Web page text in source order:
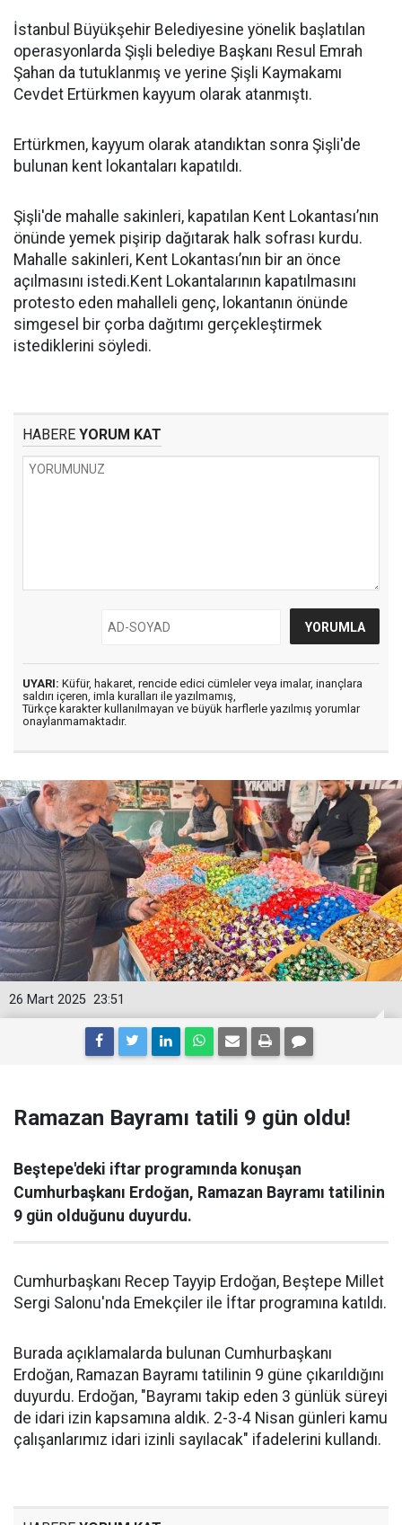
İstanbul Büyükşehir Belediyesine yönelik başlatılan
operasyonlarda Şişli belediye Başkanı Resul Emrah
Şahan da tutuklanmış ve yerine Şişli Kaymakamı
Cevdet Ertürkmen kayyum olarak atanmıştı.
Ertürkmen, kayyum olarak atandıktan sonra Şişli'de
bulunan kent lokantaları kapatıldı.
Şişli'de mahalle sakinleri, kapatılan Kent Lokantası’nın
önünde yemek pişirip dağıtarak halk sofrası kurdu.
Mahalle sakinleri, Kent Lokantası’nın bir an önce
açılmasını istedi.Kent Lokantalarının kapatılmasını
protesto eden mahalleli genç, lokantanın önünde
simgesel bir çorba dağıtımı gerçekleştirmek
istediklerini söyledi.
HABERE YORUM KAT
UYARI: Küfür, hakaret, rencide edici cümleler veya imalar, inançlara
saldırı içeren, imla kuralları ile yazılmamış,
Türkçe karakter kullanılmayan ve büyük harflerle yazılmış yorumlar
onaylanmamaktadır.
23:51
26 Mart 2025
Ramazan Bayramı tatili 9 gün oldu!
Beştepe'deki iftar programında konuşan
Cumhurbaşkanı Erdoğan, Ramazan Bayramı tatilinin
9 gün olduğunu duyurdu.
Cumhurbaşkanı Recep Tayyip Erdoğan, Beştepe Millet
Sergi Salonu'nda Emekçiler ile İftar programına katıldı.
Burada açıklamalarda bulunan Cumhurbaşkanı
Erdoğan, Ramazan Bayramı tatilinin 9 güne çıkarıldığını
duyurdu. Erdoğan, "Bayramı takip eden 3 günlük süreyi
de idari izin kapsamına aldık. 2-3-4 Nisan günleri kamu
çalışanlarımız idari izinli sayılacak" ifadelerini kullandı.